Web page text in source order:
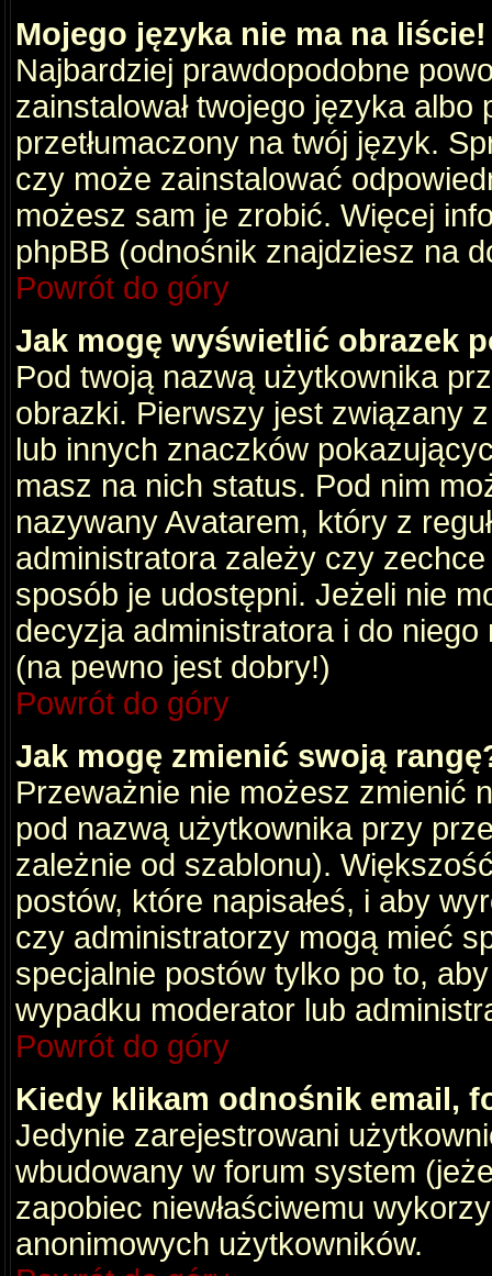
Mojego języka nie ma na liście!
Najbardziej prawdopodobne
zainstalował twojego języka albo
przetłumaczony na twój język.
czy może zainstalować
możesz sam je zrobić. Więcej
phpBB (odnośnik znajdziesz na
Powrót do góry
Jak mogę wyświetlić obrazek
Pod twoją nazwą użytkownika
obrazki. Pierwszy jest związany
lub innych znaczków
masz na nich status. Pod nim
nazywany Avatarem, który z
administratora zależy czy
sposób je udostępni. Jeżeli nie
decyzja administratora i do
(na pewno jest dobry!)
Powrót do góry
Jak mogę zmienić swoją
Przeważnie nie możesz zmienić
pod nazwą użytkownika przy
zależnie od szablonu).
postów, które napisałeś, i aby
czy administratorzy mogą mieć
specjalnie postów tylko po to,
wypadku moderator lub
Powrót do góry
Kiedy klikam odnośnik email,
Jedynie zarejestrowani
wbudowany w forum system
zapobiec niewłaściwemu
anonimowych użytkowników.